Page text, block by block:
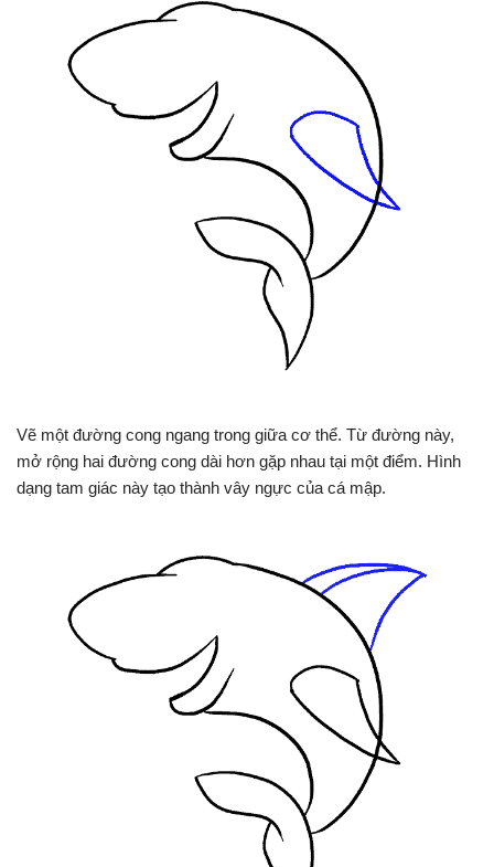
Vẽ một đường cong ngang trong giữa cơ thể. Từ đường này,
mở rộng hai đường cong dài hơn gặp nhau tại một điểm. Hình
dạng tam giác này tạo thành vây ngực của cá mập.